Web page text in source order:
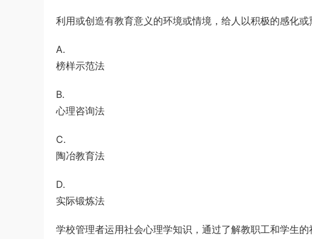
利用或创造有教育意义的环境或情境，给人以积极的感化
A.
榜样示范法
B.
心理咨询法
C.
陶冶教育法
D.
实际锻炼法
学校管理者运用社会心理学知识，通过了解教职工和学生